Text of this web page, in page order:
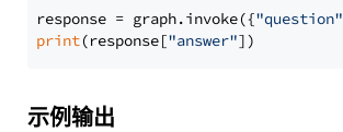
response = graph.invoke({"question"
print(response["answer"
示例输出